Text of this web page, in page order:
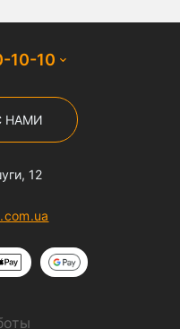
10-10
НАМИ
12